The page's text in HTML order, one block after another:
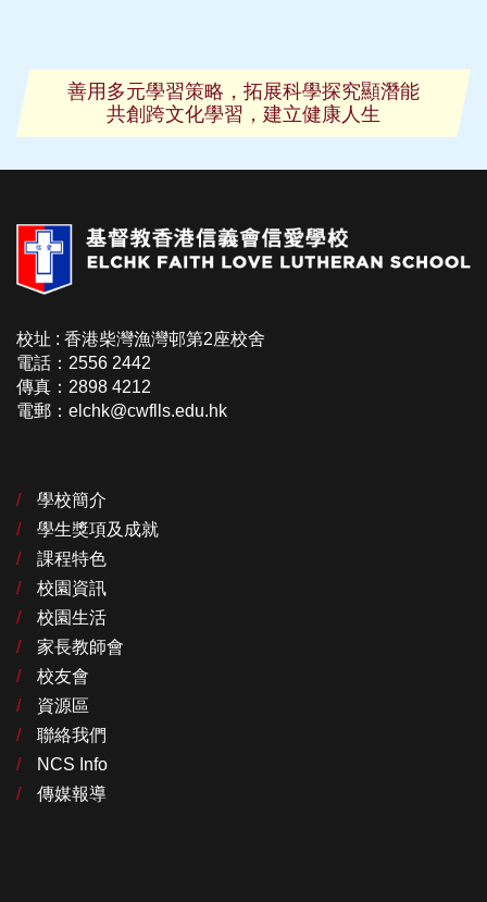
善用多元學習策略，拓展科學探究顯潛能
共創跨文化學習，建立健康人生
校址 : 香港柴灣漁灣邨第2座校舍
電話：2556 2442
傳真：2898 4212
電郵：elchk@cwflls.edu.hk
學校簡介
學生獎項及成就
課程特色
校園資訊
校園生活
家長教師會
校友會
資源區
聯絡我們
NCS Info
傳媒報導